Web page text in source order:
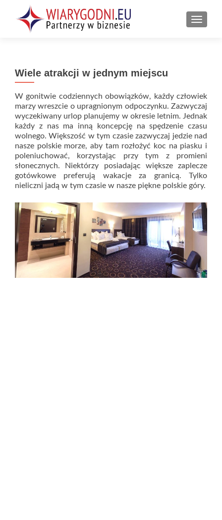
Wiele atrakcji w jednym miejscu
W gonitwie codziennych obowiązków, każdy człowiek
marzy wreszcie o upragnionym odpoczynku. Zazwyczaj
wyczekiwany urlop planujemy w okresie letnim. Jednak
każdy z nas ma inną koncepcję na spędzenie czasu
wolnego. Większość w tym czasie zazwyczaj jedzie nad
nasze polskie morze, aby tam rozłożyć koc na piasku i
poleniuchować, korzystając przy tym z promieni
słonecznych. Niektórzy posiadając większe zaplecze
gotówkowe preferują wakacje za granicą. Tylko
nieliczni jadą w tym czasie w nasze piękne polskie góry.